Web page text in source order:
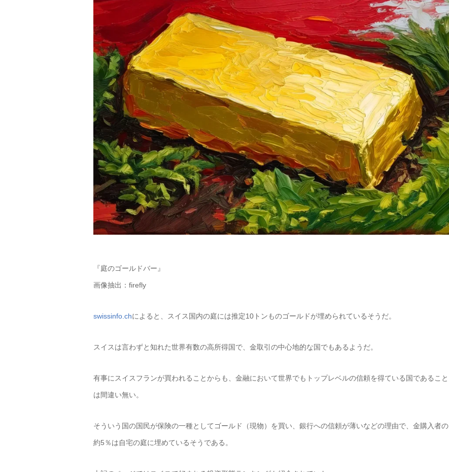
『庭のゴールドバー』
画像抽出：firefly
swissinfo.chによると、スイス国内の庭には推定10トンものゴールドが埋められているそうだ。
スイスは言わずと知れた世界有数の高所得国で、金取引の中心地的な国でもあるようだ。
有事にスイスフランが買われることからも、金融において世界でもトップレベルの信頼を得ている国であること
は間違い無い。
そういう国の国民が保険の一種としてゴールド（現物）を買い、銀行への信頼が薄いなどの理由で、金購入者の
約5％は自宅の庭に埋めているそうである。